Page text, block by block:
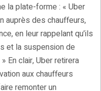
la plate-forme : « Uber
auprès des chauffeurs,
en leur rappelant qu’ils
et la suspension de
En clair, Uber retirera
aux chauffeurs
remonter un